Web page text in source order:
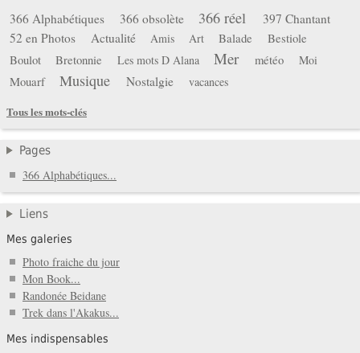
366 Alphabétiques 366 obsolète 366 réel
397 Chantant
52 en Photos
Actualité Amis Art Balade
Bestiole
Boulot
Bretonnie Les mots D Alana Mer météo Moi
Mouarf Musique Nostalgie
vacances
Tous les mots-clés
Pages
366 Alphabétiques...
Liens
Mes galeries
Photo fraiche du jour
Mon Book...
Randonée Beidane
Trek dans l'Akakus...
Mes indispensables